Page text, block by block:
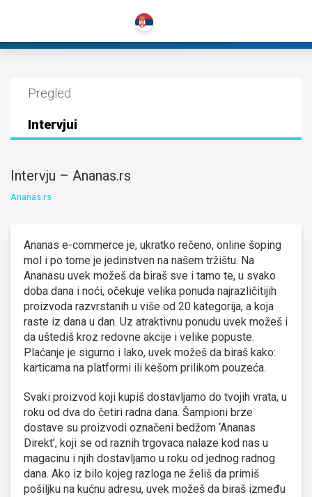
Pregled
Intervjui
Intervju – Ananas.rs
Ananas.rs
Ananas e-commerce je, ukratko rečeno, online šoping
mol i po tome je jedinstven na našem tržištu. Na
Ananasu uvek možeš da biraš sve i tamo te, u svako
doba dana i noći, očekuje velika ponuda najrazličitijih
proizvoda razvrstanih u više od 20 kategorija, a koja
raste iz dana u dan. Uz atraktivnu ponudu uvek možeš i
da uštediš kroz redovne akcije i velike popuste.
Plaćanje je sigurno i lako, uvek možeš da biraš kako:
karticama na platformi ili kešom prilikom pouzeća.
Svaki proizvod koji kupiš dostavljamo do tvojih vrata, u
roku od dva do četiri radna dana. Šampioni brze
dostave su proizvodi označeni bedžom ‘Ananas
Direkt’, koji se od raznih trgovaca nalaze kod nas u
magacinu i njih dostavljamo u roku od jednog radnog
dana. Ako iz bilo kojeg razloga ne želiš da primiš
pošiljku na kućnu adresu, uvek možeš da biraš između